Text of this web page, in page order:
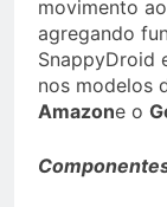
movimento
agregando
SnappyDroid
nos modelos
Amazone o